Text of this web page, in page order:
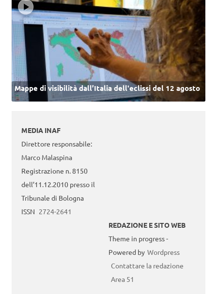
Mappe di visibilità dall’Italia dell'eclissi del 12 agosto
MEDIA INAF
Direttore responsabile:
Marco Malaspina
Registrazione n. 8150
dell’11.12.2010 presso il
Tribunale di Bologna
ISSN 2724-2641
REDAZIONE E SITO WEB
Theme in progress -
Powered by Wordpress
Contattare la redazione
Area 51